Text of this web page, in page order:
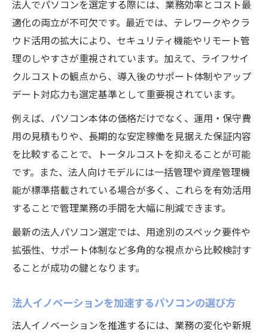
法人でパソコンを選定する際には、業務効率とコスト最
適化の両立が不可欠です。最近では、テレワークやクラ
ウド活用の拡大により、セキュリティ機能やリモート管
理のしやすさが重視されています。加えて、ライフサイ
クルコストの観点から、導入後のサポート体制やアップ
デート対応力も選定基準として重要視されています。
例えば、パソコン本体の価格だけでなく、運用・保守費
用の見積もりや、長期的な安定稼働を見据えた保証内容
を比較することで、トータルコストを抑えることが可能
です。また、法人向けモデルには一括管理や資産管理機
能が標準搭載されている場合が多く、これらを有効活用
することで管理業務の手間を大幅に削減できます。
最新の法人パソコン選定では、用途別のスペック要件や
拡張性、サポート体制など多角的な視点から比較検討す
ることが成功の鍵となります。
法人イノベーションを加速するパソコンの選び方
法人イノベーションを推進するには、業務の変化や新規